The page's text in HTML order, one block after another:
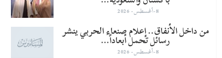
8-أغسطس- 2026
من داخل الأنفاق.. إعلام صنعاء الحربي ينشر
رسائل تحمل أبعاداً…
8-أغسطس- 2026